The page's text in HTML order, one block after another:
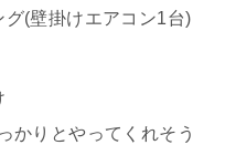
(壁掛けエアコン1台)
かりとやってくれそう